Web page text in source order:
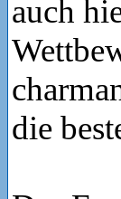
auch
die